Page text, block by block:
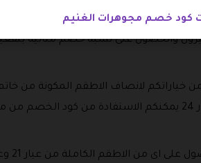
21 وعيار 24 يمكنكم الاختيار من بينها حسب ذوقكم من
والحصول على نسبة خصم مثالية
خياراتكم لانصاف الاطقم المكونة من
التصميم وتتوفر خيارات متعدد الخيارات نصف الطقم من عيار 21 وعيار 24
كود خصم مجوهرات الغنيم